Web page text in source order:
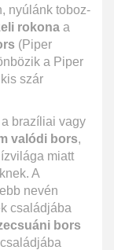
nyúlánk toboz-
rokona a
(Piper
a Piper
szár
brazíliai vagy
valódi bors,
miatt
A
nevén
családjába
bors